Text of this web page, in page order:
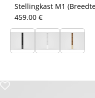
Stellingkast M1
459.00 €